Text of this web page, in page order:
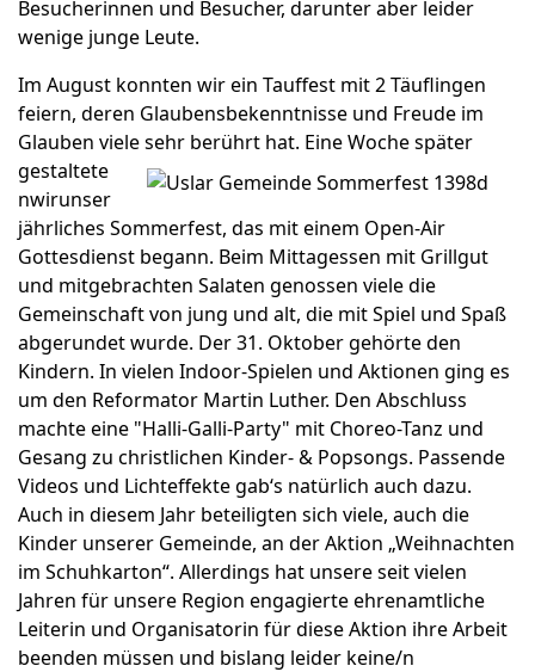
Besucherinnen und Besucher, darunter aber leider
wenige junge Leute.
Im August konnten wir ein Tauffest mit 2 Täuflingen
feiern, deren Glaubensbekenntnisse und Freude im
Glauben viele sehr berührt hat. Eine Woche später
gestaltete
nwirunser
jährliches Sommerfest, das mit einem Open-Air
Gottesdienst begann. Beim Mittagessen mit Grillgut
und mitgebrachten Salaten genossen viele die
Gemeinschaft von jung und alt, die mit Spiel und Spaß
abgerundet wurde. Der 31. Oktober gehörte den
Kindern. In vielen Indoor-Spielen und Aktionen ging es
um den Reformator Martin Luther. Den Abschluss
machte eine "Halli-Galli-Party" mit Choreo-Tanz und
Gesang zu christlichen Kinder- & Popsongs. Passende
Videos und Lichteffekte gab‘s natürlich auch dazu.
Auch in diesem Jahr beteiligten sich viele, auch die
Kinder unserer Gemeinde, an der Aktion „Weihnachten
im Schuhkarton“. Allerdings hat unsere seit vielen
Jahren für unsere Region engagierte ehrenamtliche
Leiterin und Organisatorin für diese Aktion ihre Arbeit
beenden müssen und bislang leider keine/n